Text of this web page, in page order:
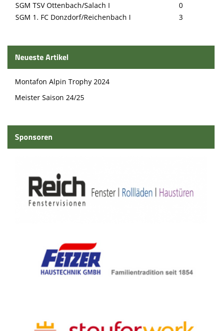
SGM TSV Ottenbach/Salach I
0
SGM 1. FC Donzdorf/Reichenbach I
3
Neueste Artikel
Montafon Alpin Trophy 2024
Meister Saison 24/25
Sponsoren